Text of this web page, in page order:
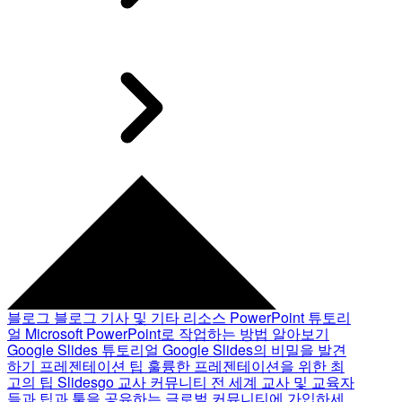
블로그 블로그 기사 및 기타 리소스 PowerPoint 튜토리
얼 Microsoft PowerPoint로 작업하는 방법 알아보기
Google Slides 튜토리얼 Google Slides의 비밀을 발견
하기 프레젠테이션 팁 훌륭한 프레젠테이션을 위한 최
고의 팁 Slidesgo 교사 커뮤니티 전 세계 교사 및 교육자